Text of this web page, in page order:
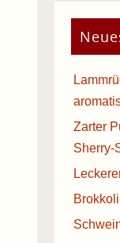
Zarter
Sherry-